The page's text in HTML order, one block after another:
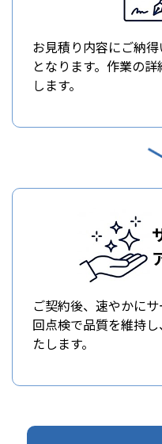
お見積り内容にご納
となります。作業の
します。
ご契約後、速やかに
回点検で品質を維持
たします。